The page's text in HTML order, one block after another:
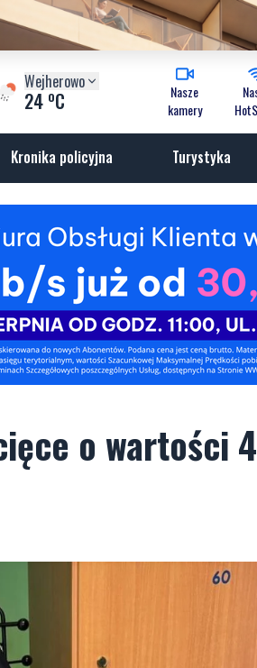
Wejherowo
24 oC
Nasze
kamery
Kronika policyjna Turystyka
o wartości